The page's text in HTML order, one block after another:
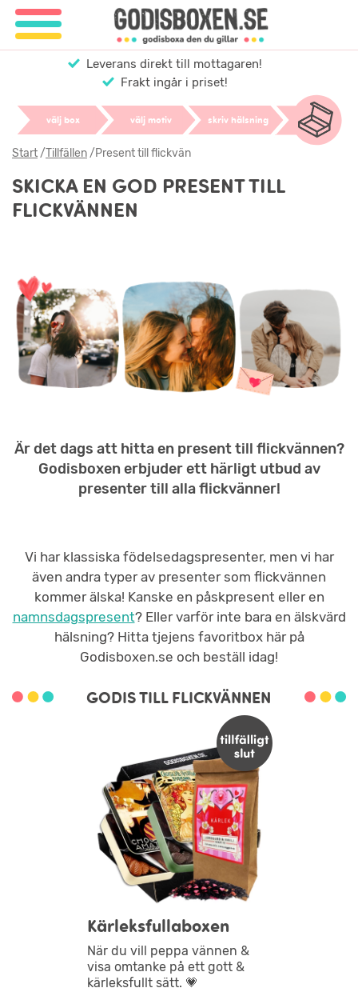
Leverans direkt till mottagaren!
Frakt ingår i priset!
välj box välj motiv skriv hälsning
Start/Tillfällen/Present till flickvän
SKICKA EN GOD PRESENT TILL
FLICKVÄNNEN
Är det dags att hitta en present till flickvännen?
Godisboxen erbjuder ett härligt utbud av
presenter till alla flickvänner!
Vi har klassiska födelsedagspresenter, men vi har
även andra typer av presenter som flickvännen
kommer älska! Kanske en påskpresent eller en
namnsdagspresent? Eller varför inte bara en älskvärd
hälsning? Hitta tjejens favoritbox här på
Godisboxen.se och beställ idag!
GODIS TILL FLICKVÄNNEN
Kärleksfullaboxen
När du vill peppa vännen &
visa omtanke på ett gott &
kärleksfullt sätt. 💗